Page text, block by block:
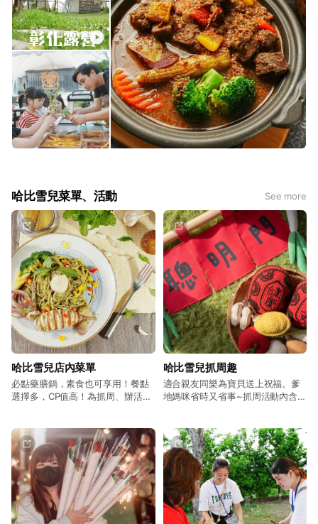
哈比雪兒菜單、活動 See more
哈比雪兒店內菜單
必點藥膳鍋，素食也可享用！餐點
選擇多，CP值高！為抓周、辦活
哈比雪兒抓周趣
適合親友同樂為寶貝送上祝福。爹
地媽咪省時又省事~抓周活動內含